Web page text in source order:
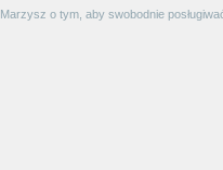
Marzysz o tym, aby swobodnie